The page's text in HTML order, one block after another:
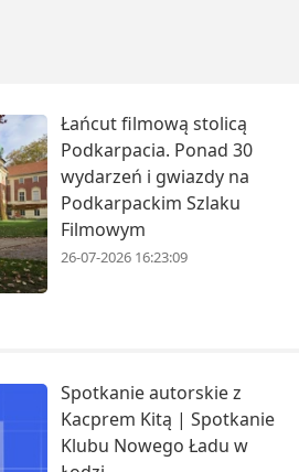
Łańcut filmową stolicą
Podkarpacia. Ponad 30
wydarzeń i gwiazdy na
Podkarpackim Szlaku
Filmowym
26-07-2026 16:23:09
Spotkanie autorskie z
Kacprem Kitą | Spotkanie
Klubu Nowego Ładu w